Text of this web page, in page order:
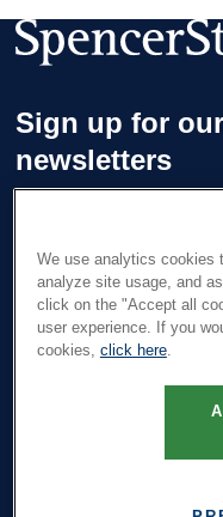
Sign up for
newsletters
SUBSCRIBE
We use analytics cookies
analyze site usage, and
click on the "Accept all
user experience. If you
cookies, click here.